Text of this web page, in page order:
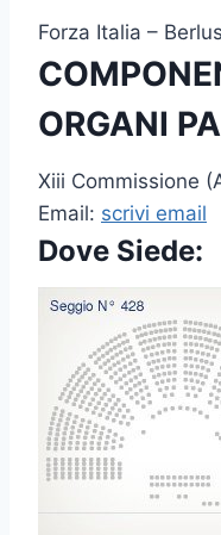
Forza Italia –
ORGANI
Xiii Commissione
Email: scrivi email
Dove Siede: